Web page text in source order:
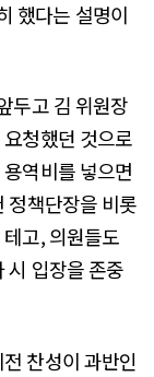
했다는 설명이
두고 김 위원장
청했던 것으로
역비를 넣으면
정책단장을 비롯
고, 의원들도
시 입장을 존중
찬성이 과반인